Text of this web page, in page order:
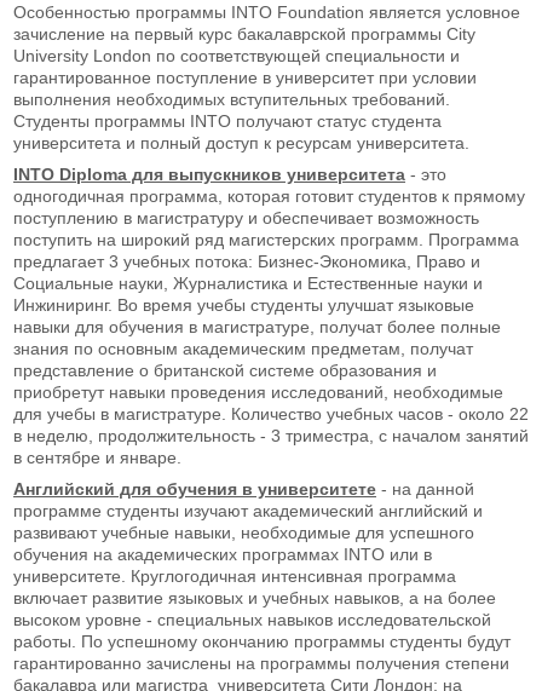
Особенностью программы INTO Foundation является условное
зачисление на первый курс бакалаврской программы City
University London по соответствующей специальности и
гарантированное поступление в университет при условии
выполнения необходимых вступительных требований.
Студенты программы INTO получают статус студента
университета и полный доступ к ресурсам университета.
INTO Diploma для выпускников университета - это
одногодичная программа, которая готовит студентов к прямому
поступлению в магистратуру и обеспечивает возможность
поступить на широкий ряд магистерских программ. Программа
предлагает 3 учебных потока: Бизнес-Экономика, Право и
Социальные науки, Журналистика и Естественные науки и
Инжиниринг. Во время учебы студенты улучшат языковые
навыки для обучения в магистратуре, получат более полные
знания по основным академическим предметам, получат
представление о британской системе образования и
приобретут навыки проведения исследований, необходимые
для учебы в магистратуре. Количество учебных часов - около 22
в неделю, продолжительность - 3 триместра, с началом занятий
в сентябре и январе.
Английский для обучения в университете - на данной
программе студенты изучают академический английский и
развивают учебные навыки, необходимые для успешного
обучения на академических программах INTO или в
университете. Круглогодичная интенсивная программа
включает развитие языковых и учебных навыков, а на более
высоком уровне - специальных навыков исследовательской
работы. По успешному окончанию программы студенты будут
гарантированно зачислены на программы получения степени
бакалавра или магистра университета Сити Лондон; на